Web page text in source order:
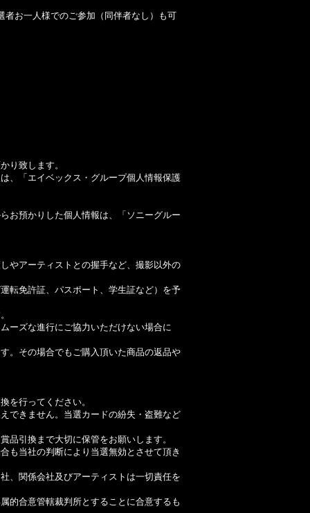
者お一人様でのご参加（同伴者なし）も可
り致します。
、「エイベックス・グループ個人情報保護
お預かりした個人情報は、「ソニーグルー
やアーティストとの握手など、撮影以外の
転免許証、パスポート、学生証など）を予
ーズな進行にご協力いただけない場合に
。その場合でもご購入頂いた商品の返品や
を行ってください。
できません。当選カードの紛失・盗難など
引換まで大切に保管をお願いします。
も当社の判断により当選無効とさせて頂き
、関係会社及びアーティストは一切責任を
的合意管轄裁判所とすることに合意するも